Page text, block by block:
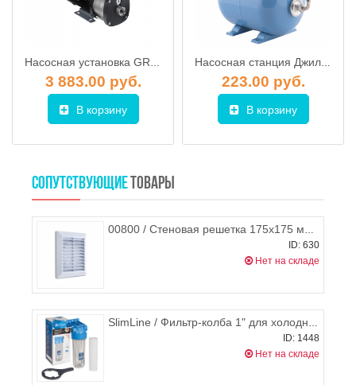
Насосная установка GRUNDFOS CMBE 3-93
3 883.00 руб.
В корзину
Насосная станция Джилекс ДЖАМБО 50/28 Ч-14
223.00 руб.
В корзину
СОПУТСТВУЮЩИЕ ТОВАРЫ
00800 / Стеновая решетка 175х175 мм + сетка + фланец d.125 мм , HARDI
ID: 630
Нет на складе
SlimLine / Фильтр-колба 1" для холодной воды FHPR1-B1-AQ 1", AquaFilter
ID: 1448
Нет на складе